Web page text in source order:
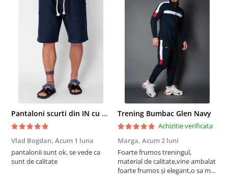
Pantaloni scurti din IN cu nasture si snur Navy
Vlad Bogdan, Acum 1 luna
pantalonii sunt ok, se vede ca
sunt de calitate
Trening Bumbac Glen Navy
Achizitie verificata
Marga, Acum 2 luni
Foarte frumos treningul,
material de calitate,vine ambalat
foarte frumos și elegant,o sa mai